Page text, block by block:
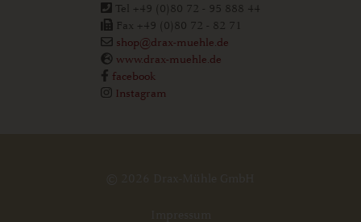
Tel +49 (0)80 72 - 95 888 44
Fax +49 (0)80 72 - 82 71
shop@drax-muehle.de
www.drax-muehle.de
facebook
Instagram